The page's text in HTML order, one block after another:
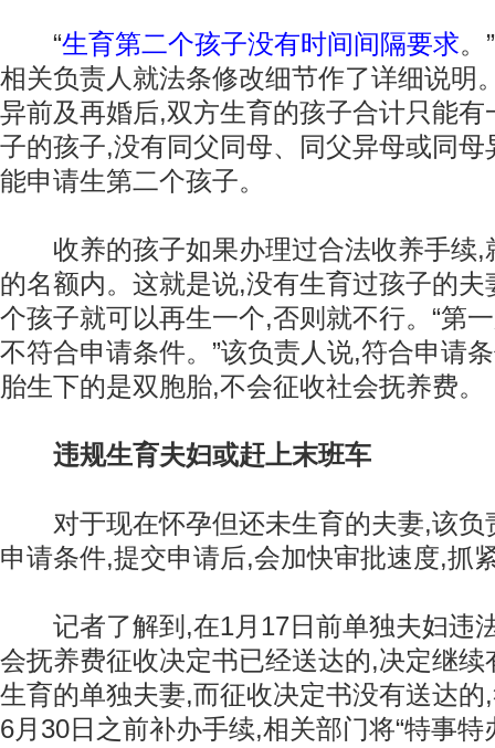
“生育第二个孩子没有时间间隔要求。
相关负责人就法条修改细节作了详细说明
异前及再婚后,双方生育的孩子合计只能
子的孩子,没有同父同母、同父异母或同
能申请生第二个孩子。
收养的孩子如果办理过合法收养手续,
的名额内。这就是说,没有生育过孩子的
个孩子就可以再生一个,否则就不行。“第
不符合申请条件。”该负责人说,符合申请
胎生下的是双胞胎,不会征收社会抚养费。
违规生育夫妇或赶上末班车
对于现在怀孕但还未生育的夫妻,该负
申请条件,提交申请后,会加快审批速度,抓
记者了解到,在1月17日前单独夫妇违
会抚养费征收决定书已经送达的,决定继
生育的单独夫妻,而征收决定书没有送达
6月30日之前补办手续,相关部门将“特事特